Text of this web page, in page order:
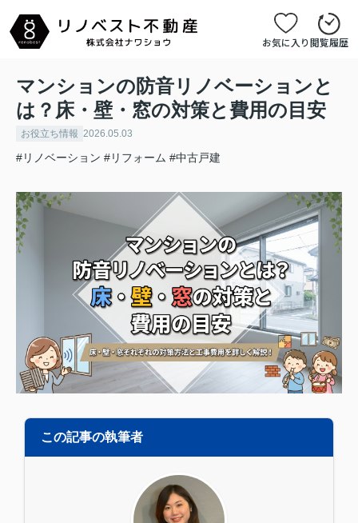
お気に入り閲覧履歴
マンションの防音リノベーションと
は？床・壁・窓の対策と費用の目安
お役立ち情報 2026.05.03
#リノベーション #リフォーム #中古戸建
この記事の執筆者